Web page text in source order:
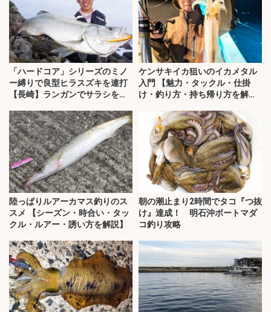
「ハードコア」シリーズのミノ
ー縛りで良型ヒラスズキを連打
【長崎】ランガンでサラシを攻
ケンサキイカ狙いのイカメタル
入門 【魅力・タックル・仕掛
け・釣り方・持ち帰り方を解
陸っぱりルアーカマス釣りのス
スメ 【シーズン・時合い・タッ
クル・ルアー・誘い方を解説】
朝の潮止まり2時間でタコ『つ抜
け』達成！ 明石沖ボートマダ
コ釣り攻略